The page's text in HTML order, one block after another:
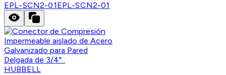
EPL-SCN2-01EPL-SCN2-01
HUBBELL